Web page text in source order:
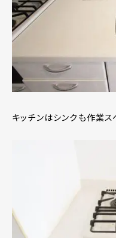
キッチンはシンクも作業ス